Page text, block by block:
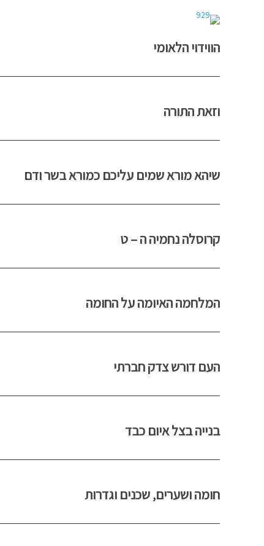
הווידוי הלאומי
וזאת התורה
שיהא מורא שמים עליכם כמורא בשר ודם
קרוסלה נחמיה ה – ט
המלחמה האיומה על החומה
העם דורש צדק חברתי
בנייה בצל איום כבד
חומה ושערים, שכנים וגדרות